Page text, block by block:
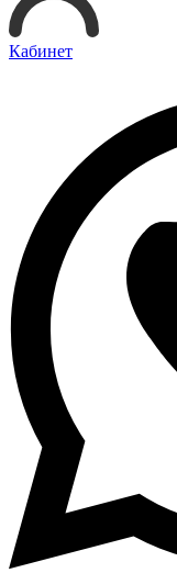
Кабинет